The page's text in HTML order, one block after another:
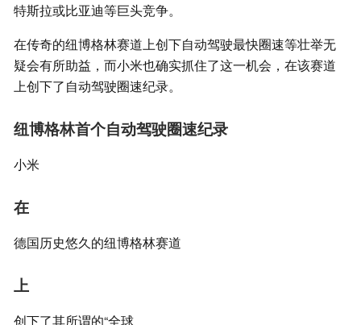
特斯拉或比亚迪等巨头竞争。
在传奇的纽博格林赛道上创下自动驾驶最快圈速等壮举无
疑会有所助益，而小米也确实抓住了这一机会，在该赛道
上创下了自动驾驶圈速纪录。
纽博格林首个自动驾驶圈速纪录
小米
在
德国历史悠久的纽博格林赛道
上
创下了其所谓的“全球